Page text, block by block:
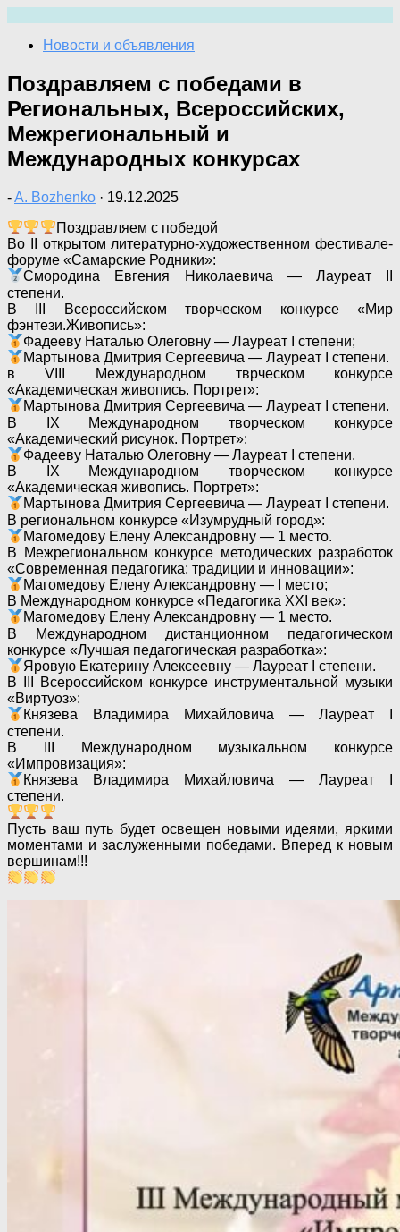
содержимому
Новости и объявления
Поздравляем с победами в
Региональных, Всероссийских,
Межрегиональный и
Международных конкурсах
-A. Bozhenko · 19.12.2025
Поздравляем с победой
Во II открытом литературно-художественном фестивале-
форуме «Самарские Родники»:
Смородина Евгения Николаевича — Лауреат II
степени.
В III Всероссийском творческом конкурсе «Мир
фэнтези.Живопись»:
Фадееву Наталью Олеговну — Лауреат I степени;
Мартынова Дмитрия Сергеевича — Лауреат I степени.
в VIII Международном тврческом конкурсе
«Академическая живопись. Портрет»:
Мартынова Дмитрия Сергеевича — Лауреат I степени.
В IX Международном творческом конкурсе
«Академический рисунок. Портрет»:
Фадееву Наталью Олеговну — Лауреат I степени.
В IX Международном творческом конкурсе
«Академическая живопись. Портрет»:
Мартынова Дмитрия Сергеевича — Лауреат I степени.
В региональном конкурсе «Изумрудный город»:
Магомедову Елену Александровну — 1 место.
В Межрегиональном конкурсе методических разработок
«Современная педагогика: традиции и инновации»:
Магомедову Елену Александровну — I место;
В Международном конкурсе «Педагогика XXI век»:
Магомедову Елену Александровну — 1 место.
В Международном дистанционном педагогическом
конкурсе «Лучшая педагогическая разработка»:
Яровую Екатерину Алексеевну — Лауреат I степени.
В III Всероссийском конкурсе инструментальной музыки
«Виртуоз»:
Князева Владимира Михайловича — Лауреат I
степени.
В III Международном музыкальном конкурсе
«Импровизация»:
Князева Владимира Михайловича — Лауреат I
степени.
Пусть ваш путь будет освещен новыми идеями, яркими
моментами и заслуженными победами. Вперед к новым
вершинам!!!